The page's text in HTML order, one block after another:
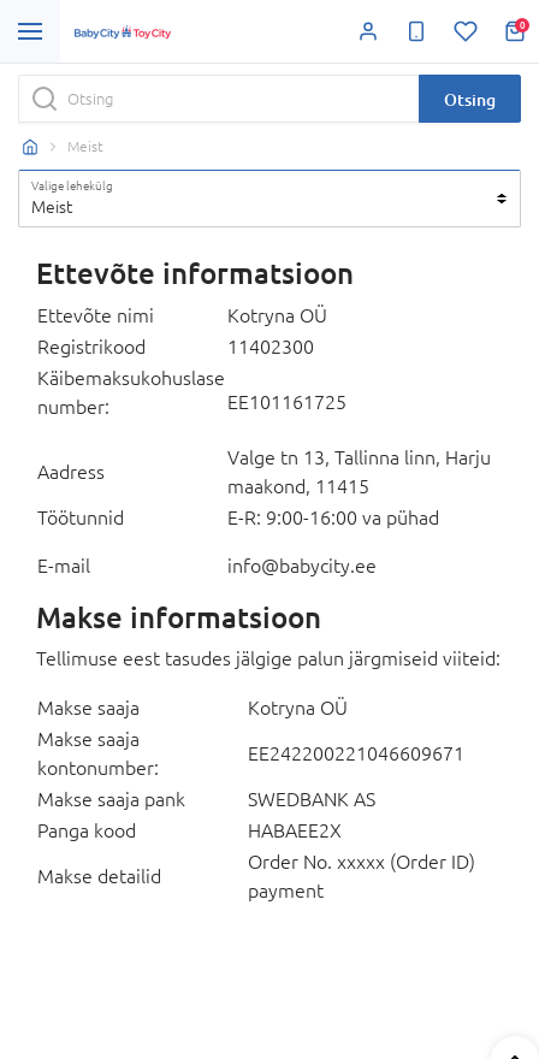
0
Otsing
Meist
Valige lehekülg
Meist
Ettevõte informatsioon
Ettevõte nimi
Kotryna OÜ
Registrikood
11402300
Käibemaksukohuslase
number:
EE101161725
Aadress
Valge tn 13, Tallinna linn, Harju
maakond, 11415
Töötunnid
E-mail
E-R: 9:00-16:00 va pühad
info@babycity.ee
Makse informatsioon
Tellimuse eest tasudes jälgige palun järgmiseid viiteid:
Makse saaja
Kotryna OÜ
Makse saaja
kontonumber:
EE242200221046609671
Makse saaja pank
SWEDBANK AS
Panga kood
HABAEE2X
Makse detailid
Order No. xxxxx (Order ID)
payment